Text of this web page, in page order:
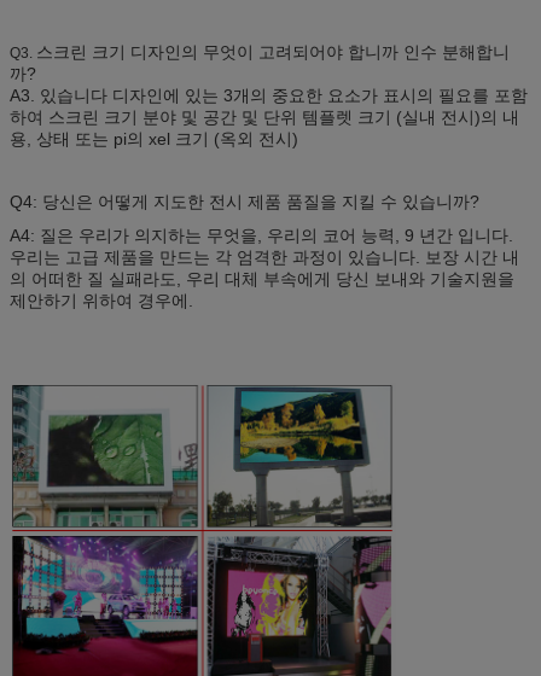
Q3. 스크린 크기 디자인의 무엇이 고려되어야 합니까 인수 분해합니
까?
A3. 있습니다 디자인에 있는 3개의 중요한 요소가 표시의 필요를 포함
하여 스크린 크기 분야 및 공간 및 단위 템플렛 크기 (실내 전시)의 내
용, 상태 또는 pi의 xel 크기 (옥외 전시)
Q4: 당신은 어떻게 지도한 전시 제품 품질을 지킬 수 있습니까?
A4: 질은 우리가 의지하는 무엇을, 우리의 코어 능력, 9 년간 입니다.
우리는 고급 제품을 만드는 각 엄격한 과정이 있습니다. 보장 시간 내
의 어떠한 질 실패라도, 우리 대체 부속에게 당신 보내와 기술지원을
제안하기 위하여 경우에.